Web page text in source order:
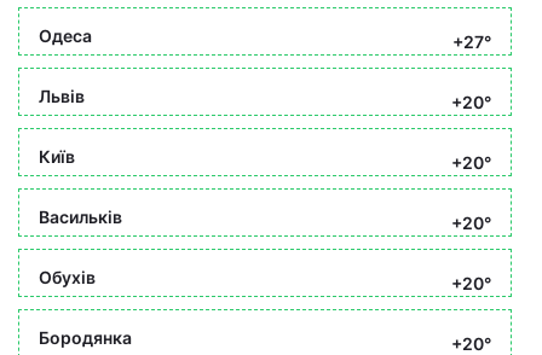
Одеса +27°
Львів +20°
Київ +20°
Васильків +20°
Обухів +20°
Бородянка
+20°